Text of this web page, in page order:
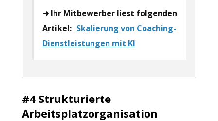
➜ Ihr Mitbewerber liest folgenden
Artikel: Skalierung von Coaching-
Dienstleistungen mit KI
#4 Strukturierte
Arbeitsplatzorganisation